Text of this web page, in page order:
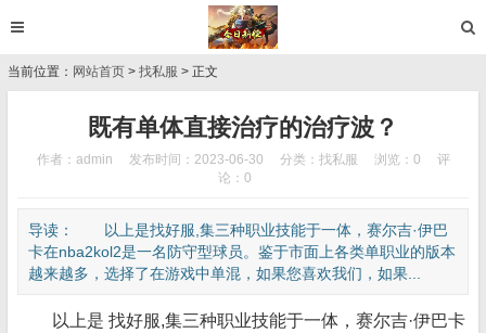
当前位置： 网站首页 > 找私服 > 正文
既有单体直接治疗的治疗波？
作者：admin 发布时间：2023-06-30 分类： 找私服 浏览：0
评
论：0
导读： 以上是找好服,集三种职业技能于一体，赛尔吉·伊巴
卡在nba2kol2是一名防守型球员。鉴于市面上各类单职业的版本
越来越多，选择了在游戏中单混，如果您喜欢我们，如果...
以上是 找好服,集三种职业技能于一体，赛尔吉·伊巴卡